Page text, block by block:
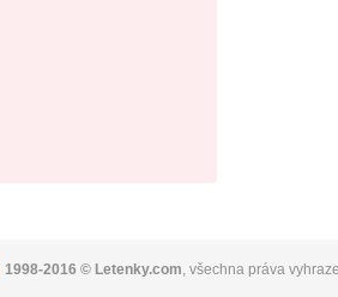
1998-2016 © Letenky.com, všechna práva